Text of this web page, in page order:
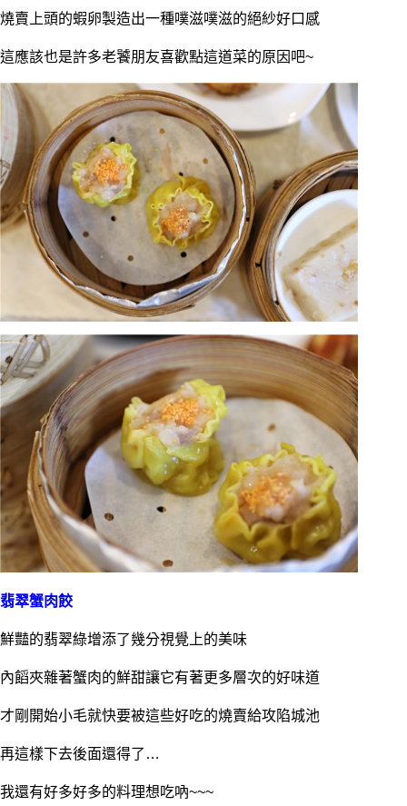
燒賣上頭的蝦卵製造出一種噗滋噗滋的絕紗好口感
這應該也是許多老饕朋友喜歡點這道菜的原因吧~
翡翠蟹肉餃
鮮豔的翡翠綠增添了幾分視覺上的美味
內饀夾雜著蟹肉的鮮甜讓它有著更多層次的好味道
才剛開始小毛就快要被這些好吃的燒賣給攻陷城池
再這樣下去後面還得了…
我還有好多好多的料理想吃吶~~~